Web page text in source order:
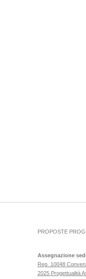
PROPOSTE
Assegnazione
Rep. 10048
2025 Progettualità